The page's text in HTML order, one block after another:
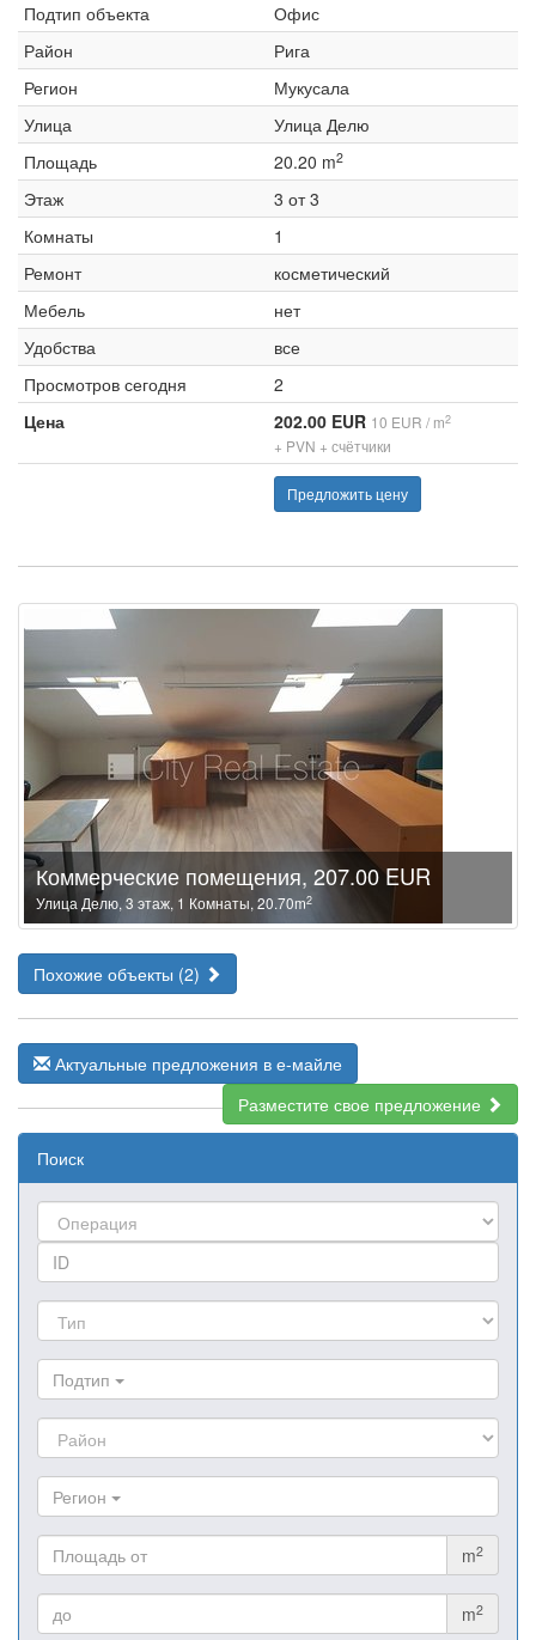
Подтип объекта
Офис
Район
Рига
Регион
Мукусала
Улица
Улица Делю
Площадь
20.20 m2
Этаж
3 от 3
Комнаты
1
Ремонт
косметический
Мебель
нет
Удобства
все
Просмотров сегодня
2
Цена
202.00 EUR 10 EUR / m2
+ PVN + счётчики
Предложить цену
Коммерческие помещения, 207.00 EUR
Улица Делю, 3 этаж, 1 Комнаты, 20.70m2
Похожие объекты (2)
Актуальные предложения в е-майле
Разместите свое предложение
Поиск
Подтип
Регион
m2
m2